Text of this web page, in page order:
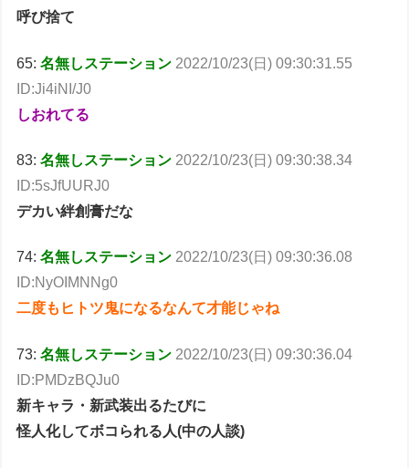
呼び捨て
65:名無しステーション 2022/10/23(日) 09:30:31.55
ID:Ji4iNI/J0
しおれてる
83:名無しステーション 2022/10/23(日) 09:30:38.34
ID:5sJfUURJ0
デカい絆創膏だな
74:名無しステーション 2022/10/23(日) 09:30:36.08
ID:NyOIMNNg0
二度もヒトツ鬼になるなんて才能じゃね
73:名無しステーション 2022/10/23(日) 09:30:36.04
ID:PMDzBQJu0
新キャラ・新武装出るたびに
怪人化してボコられる人(中の人談)